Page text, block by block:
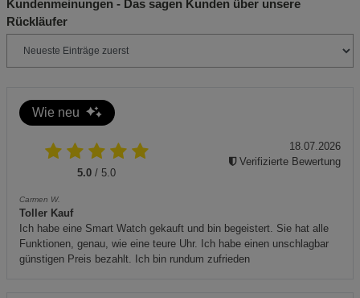
um Verschlucken von Kleinteilen oder Verletzungen zu
vermeiden.
Bei sichtbarer Beschädigung des Geräts oder des Akkus
Keine eigenmächtigen Reparaturen durchführen – nur
autorisierte Fachkräfte.
Gerät vor Stößen und starkem Druck schützen, um
Funktionsstörungen oder Verletzungsrisiken zu
In explosionsgefährdeter Umgebung (z. B. Tankstellen)
nicht verwenden.
Zusätzliche Hinweise:
Kundenmeinungen - Das sagen Kunden über unsere
Rückläufer
Wie neu
5.0 / 5.0
Carmen W.
Toller Kauf
Ich habe eine Smart Watch gekauft und bin begeistert. Sie hat alle
Funktionen, genau, wie eine teure Uhr. Ich habe einen unschlagbar
günstigen Preis bezahlt. Ich bin rundum zufrieden
18.07.2026
Verifizierte Bewertung